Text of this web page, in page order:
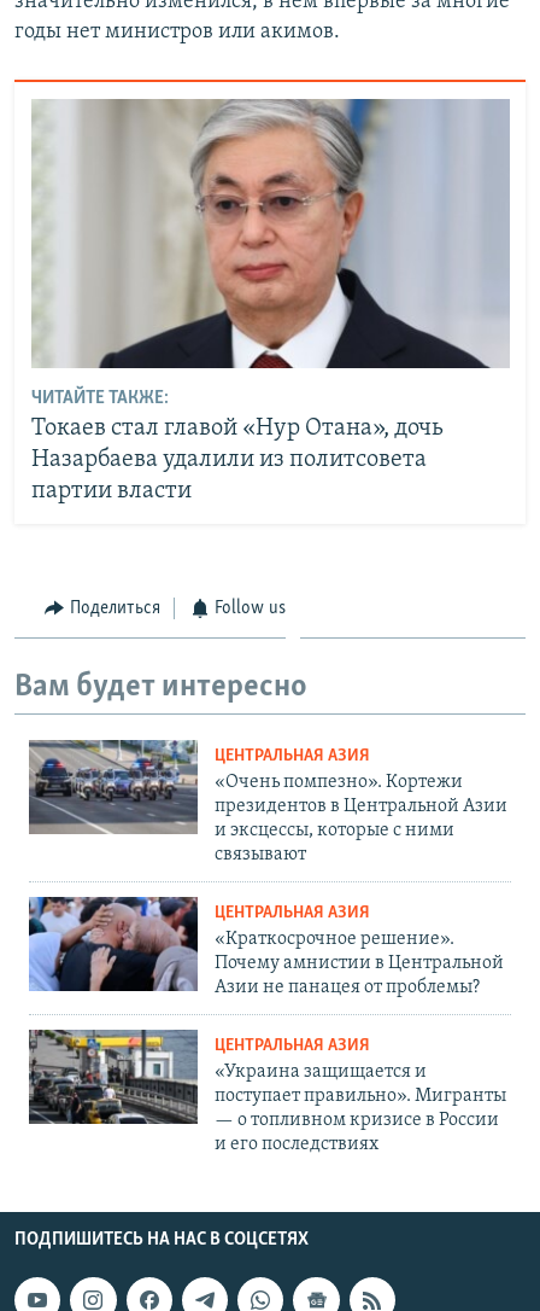
годы нет министров или акимов.
ЧИТАЙТЕ ТАКЖЕ:
Токаев стал главой «Нур Отана», дочь
Назарбаева удалили из политсовета
партии власти
Поделиться Follow us
Вам будет интересно
ЦЕНТРАЛЬНАЯ АЗИЯ
«Очень помпезно». Кортежи
президентов в Центральной Азии
и эксцессы, которые с ними
связывают
ЦЕНТРАЛЬНАЯ АЗИЯ
«Краткосрочное решение».
Почему амнистии в Центральной
Азии не панацея от проблемы?
ЦЕНТРАЛЬНАЯ АЗИЯ
«Украина защищается и
поступает правильно». Мигранты
— о топливном кризисе в России
и его последствиях
ПОДПИШИТЕСЬ НА НАС В СОЦСЕТЯХ